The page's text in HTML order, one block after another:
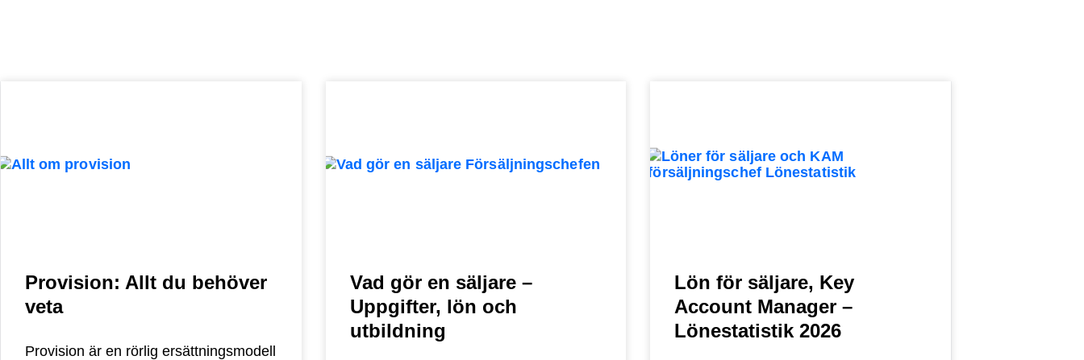
Provision: Allt du behöver
veta
Provision är en rörlig ersättningsmodell
Vad gör en säljare –
Uppgifter, lön och
utbildning
Lön för säljare, Key
Account Manager –
Lönestatistik 2026